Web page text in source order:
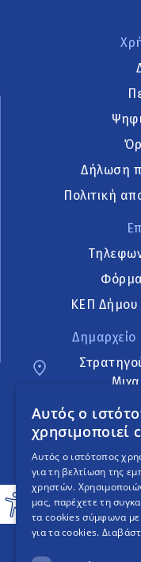
Δήλωση
Πολιτική
Φόρμα
ΚΕΠ
An
Αυτός ο
χρησιμοποιεί
Αυτός ο ιστότοπος
για τη βελτίωση της
χρηστών.
μας, παρέχετε τη
τα cookies σύμφωνα με
για τα cookies.